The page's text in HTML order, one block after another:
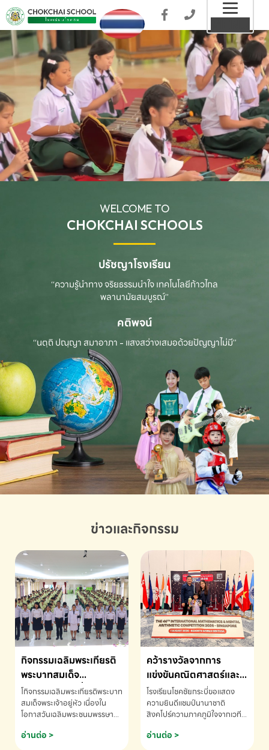
WELCOME TO
CHOKCHAI SCHOOLS
ปรัชญาโรงเรียน
“ความรู้นำทาง จริยธรรมนำใจ เทคโนโลยีก้าวไกล
พลานามัยสมบูรณ์”
คติพจน์
“นตฺถิ ปณฺญา สมาอาภา - แสงสว่างเสมอด้วยปัญญาไม่มี”
ข่าวและกิจกรรม
กิจกรรมเฉลิมพระเกียรติ
พระบาทสมเด็จ
พระเจ้าอยู่หัว เนื่องใน
โอกาสวันเฉลิม
พระชนมพรรษา
โกิจกรรมเฉลิมพระเกียรติพระบาท
สมเด็จพระเจ้าอยู่หัว เนื่องใน
โอกาสวันเฉลิมพระชนมพรรษา
ข้อมูลเพิ่มเติม โทร. 075-691910
อ่านต่อ >
คว้ารางวัลจากการ
แข่งขันคณิตศาสตร์และ
คณิตคิดเร็วนานาชาติ
ครั้งที่ 46 ประจำปี 2569
ณ ประเทศสิงคโปร์
โรงเรียนโชคชัยกระบี่ขอแสดง
ความยินดีแชมป์นานาชาติ
สิงคโปร์ความภาคภูมิใจจากเวที
ด.ช.พัทธนันท์ พรหมพันธ์ ชั้น
อ่านต่อ >